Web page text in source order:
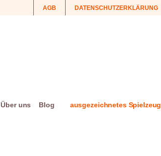
AGB DATENSCHUTZERKLÄRUNG
Über uns Blog ausgezeichnetes Spielzeug